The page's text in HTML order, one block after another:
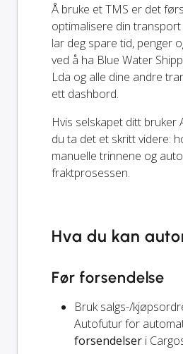
Å bruke et TMS er det
optimalisere din transport
lar deg spare tid, penger
ved å ha Blue Water
Lda og alle dine andre
ett dashbord.
Hvis selskapet ditt bruker
du ta det et skritt videre:
manuelle trinnene og
fraktprosessen.
Hva du kan
Før forsendelse
Bruk salgs-/
Autofutur for
forsendelser i